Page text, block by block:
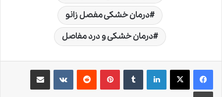
درمان خشکی مفصل زانو
درمان خشکی و درد مفاصل
لینکدین ‫تامبلر ‫پین‌ترست‫رددیت ‫VKontakteاشتراک گذاری از طریق ایمیل
چاپ